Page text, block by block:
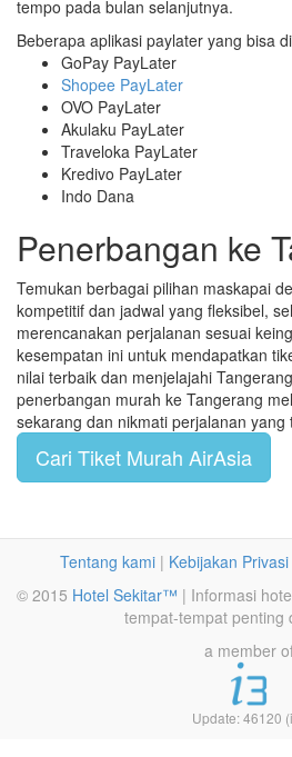
tempo pada bulan selanjutnya.
Beberapa aplikasi paylater yang bisa
GoPay PayLater
Shopee PayLater
OVO PayLater
Akulaku PayLater
Traveloka PayLater
Kredivo PayLater
Indo Dana
Penerbangan ke
Temukan berbagai pilihan maskapai
kompetitif dan jadwal yang fleksibel,
merencanakan perjalanan sesuai
kesempatan ini untuk mendapatkan
nilai terbaik dan menjelajahi
penerbangan murah ke Tangerang
sekarang dan nikmati perjalanan yang
Cari Tiket Murah AirAsia
Tentang kami | Kebijakan Privasi
© 2015 Hotel Sekitar™ | Informasi
tempat-tempat penting
a member
Update: 46120